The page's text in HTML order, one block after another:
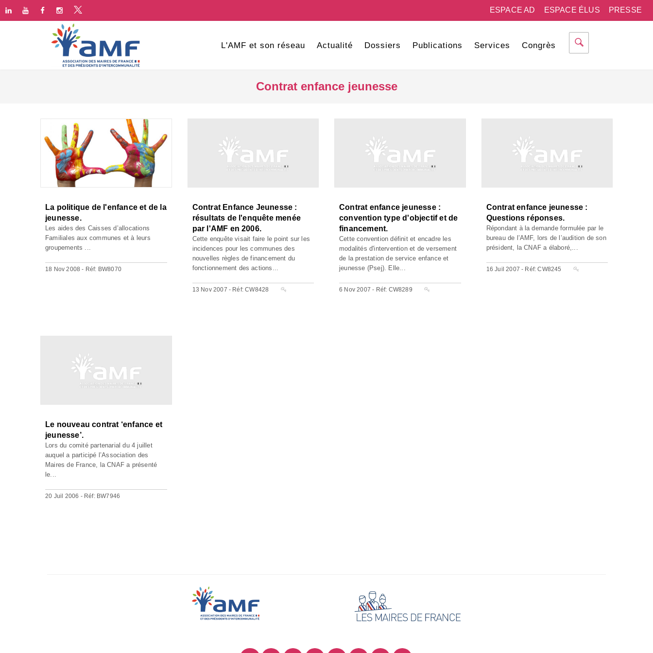
PRESSE
ESPACE ÉLUS
ESPACE AD
L'AMF et son réseau Actualité Dossiers Publications Services Congrès
Contrat enfance jeunesse
La politique de l'enfance et de la
jeunesse.
Les aides des Caisses d’allocations
Familiales aux communes et à leurs
groupements ...
18 Nov 2008 - Réf: BW8070
Contrat Enfance Jeunesse :
résultats de l'enquête menée
par l'AMF en 2006.
Cette enquête visait faire le point sur les
incidences pour les communes des
nouvelles règles de financement du
fonctionnement des actions...
13 Nov 2007 - Réf: CW8428
Contrat enfance jeunesse :
convention type d'objectif et de
financement.
Cette convention définit et encadre les
modalités d'intervention et de versement
de la prestation de service enfance et
jeunesse (Psej). Elle...
6 Nov 2007 - Réf: CW8289
Contrat enfance jeunesse :
Questions réponses.
Répondant à la demande formulée par le
bureau de l’AMF, lors de l’audition de son
président, la CNAF a élaboré,...
16 Juil 2007 - Réf: CW8245
Le nouveau contrat ‘enfance et
jeunesse’.
Lors du comité partenarial du 4 juillet
auquel a participé l’Association des
Maires de France, la CNAF a présenté
le...
20 Juil 2006 - Réf: BW7946